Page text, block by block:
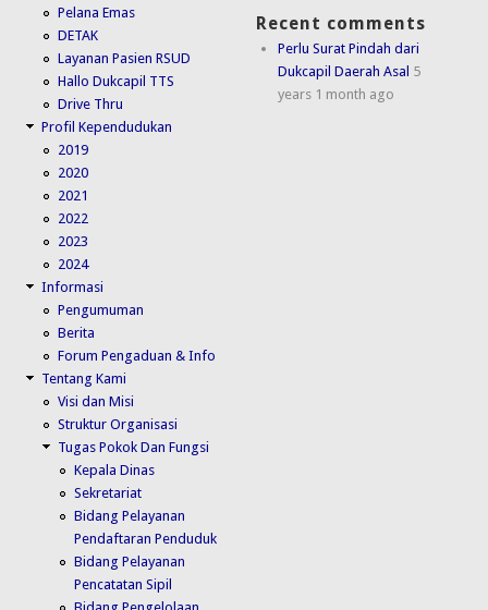
Pelana Emas
DETAK
Layanan Pasien RSUD
Hallo Dukcapil TTS
Drive Thru
Profil Kependudukan
2019
2020
2021
2022
2023
2024
Informasi
Pengumuman
Berita
Forum Pengaduan & Info
Tentang Kami
Visi dan Misi
Struktur Organisasi
Tugas Pokok Dan Fungsi
Kepala Dinas
Sekretariat
Bidang Pelayanan
Pendaftaran Penduduk
Bidang Pelayanan
Pencatatan Sipil
Recent comments
Perlu Surat Pindah dari
Dukcapil Daerah Asal 5
years 1 month ago